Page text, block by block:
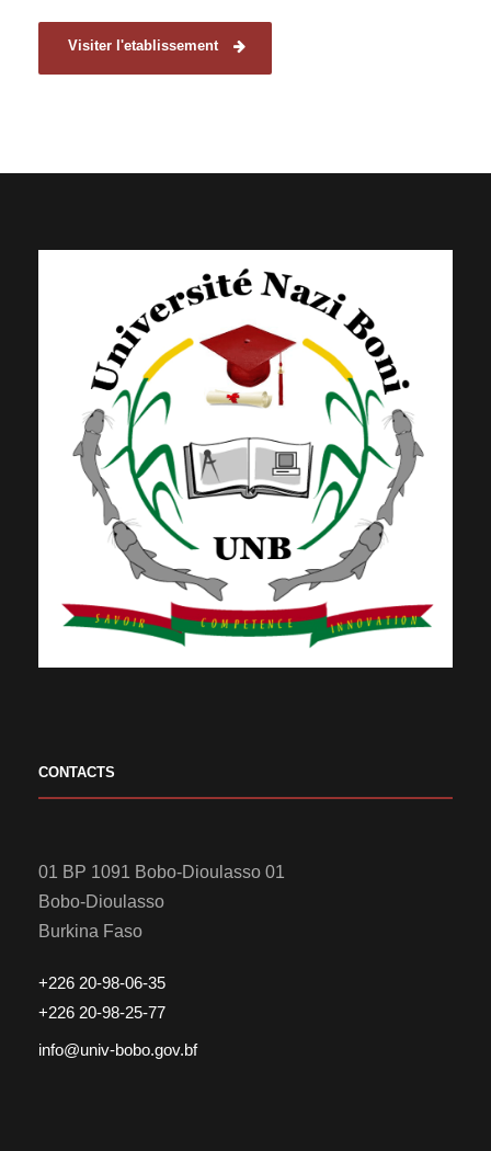
Visiter l'etablissement
CONTACTS
01 BP 1091 Bobo-Dioulasso 01
Bobo-Dioulasso
Burkina Faso
+226 20-98-06-35
+226 20-98-25-77
info@univ-bobo.gov.bf